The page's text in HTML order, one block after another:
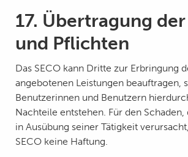
17. Übertragung
und Pflichten
Das SECO kann Dritte zur Erbringung
angebotenen Leistungen beauftragen,
Benutzerinnen und Benutzern
Nachteile entstehen. Für den
in Ausübung seiner Tätigkeit
SECO keine Haftung.